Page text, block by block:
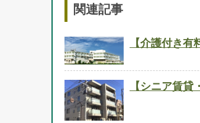
関連記事
【介護付き
【シニア賃